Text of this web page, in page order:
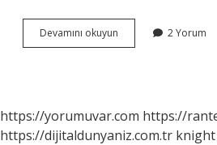
Devamını okuyun
Bir
2 Yorum
https://yorumuvar.com https://
https://dijitaldunyaniz.com.tr